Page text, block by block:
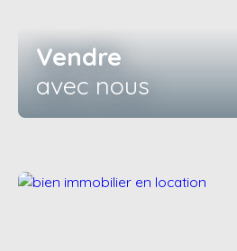
Vendre
avec nous